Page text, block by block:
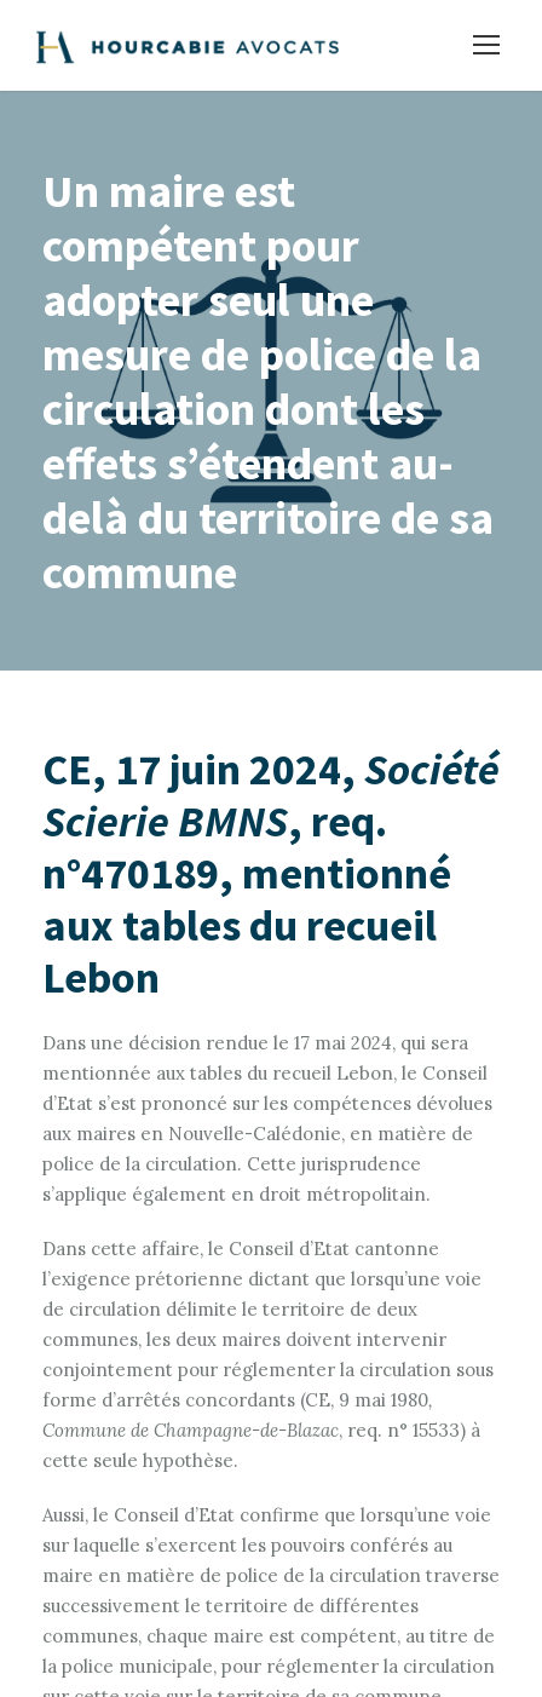
Un maire est
compétent pour
adopter seul une
mesure de police de la
circulation dont les
effets s’étendent au-
delà du territoire de sa
commune
CE, 17 juin 2024, Société
Scierie BMNS, req.
n°470189, mentionné
aux tables du recueil
Lebon
Dans une décision rendue le 17 mai 2024, qui sera
mentionnée aux tables du recueil Lebon, le Conseil
d’Etat s’est prononcé sur les compétences dévolues
aux maires en Nouvelle-Calédonie, en matière de
police de la circulation. Cette jurisprudence
s’applique également en droit métropolitain.
Dans cette affaire, le Conseil d’Etat cantonne
l’exigence prétorienne dictant que lorsqu’une voie
de circulation délimite le territoire de deux
communes, les deux maires doivent intervenir
conjointement pour réglementer la circulation sous
forme d’arrêtés concordants (CE, 9 mai 1980,
Commune de Champagne-de-Blazac, req. n° 15533) à
cette seule hypothèse.
Aussi, le Conseil d’Etat confirme que lorsqu’une voie
sur laquelle s’exercent les pouvoirs conférés au
maire en matière de police de la circulation traverse
successivement le territoire de différentes
communes, chaque maire est compétent, au titre de
la police municipale, pour réglementer la circulation